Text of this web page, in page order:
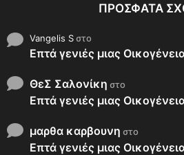
ΠΡΌΣΦΑΤΑ
Vangelis Sστο
Επτά γενιές μιας
ΘεΣ Σαλονίκη στο
Επτά γενιές μιας
μαρθα καρβουνη στο
Επτά γενιές μιας